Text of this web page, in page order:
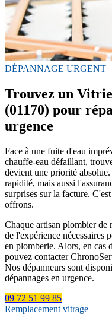
DÉPANNAGE URGENT
Trouvez un
(01170) pour
urgence
Face à une fuite d'eau
chauffe-eau défaillant,
devient une priorité
rapidité, mais aussi
surprises sur la facture.
offrons.
Chaque artisan plombier de
de l'expérience nécessaires
en plomberie. Alors, en cas
pouvez contacter
Nos dépanneurs sont
dépannages en urgence.
09 72 51 99 85
Remplacement vitrage